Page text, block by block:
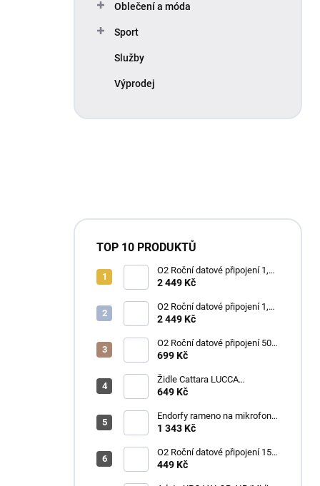
Oblečení a móda
Sport
Služby
Výprodej
TOP 10 PRODUKTŮ
O2 Roční datové připojení 1,2
TB
2 449 Kč
O2 Roční datové připojení 1,2
TB
2 449 Kč
O2 Roční datové připojení 50
GB
699 Kč
Židle Cattara LUCCA
kempingová skládací modrá
649 Kč
Endorfy rameno na mikrofon
Broadcast Low Profile Boom
hlava / černý
1 343 Kč
O2 Roční datové připojení 15
GB
449 Kč